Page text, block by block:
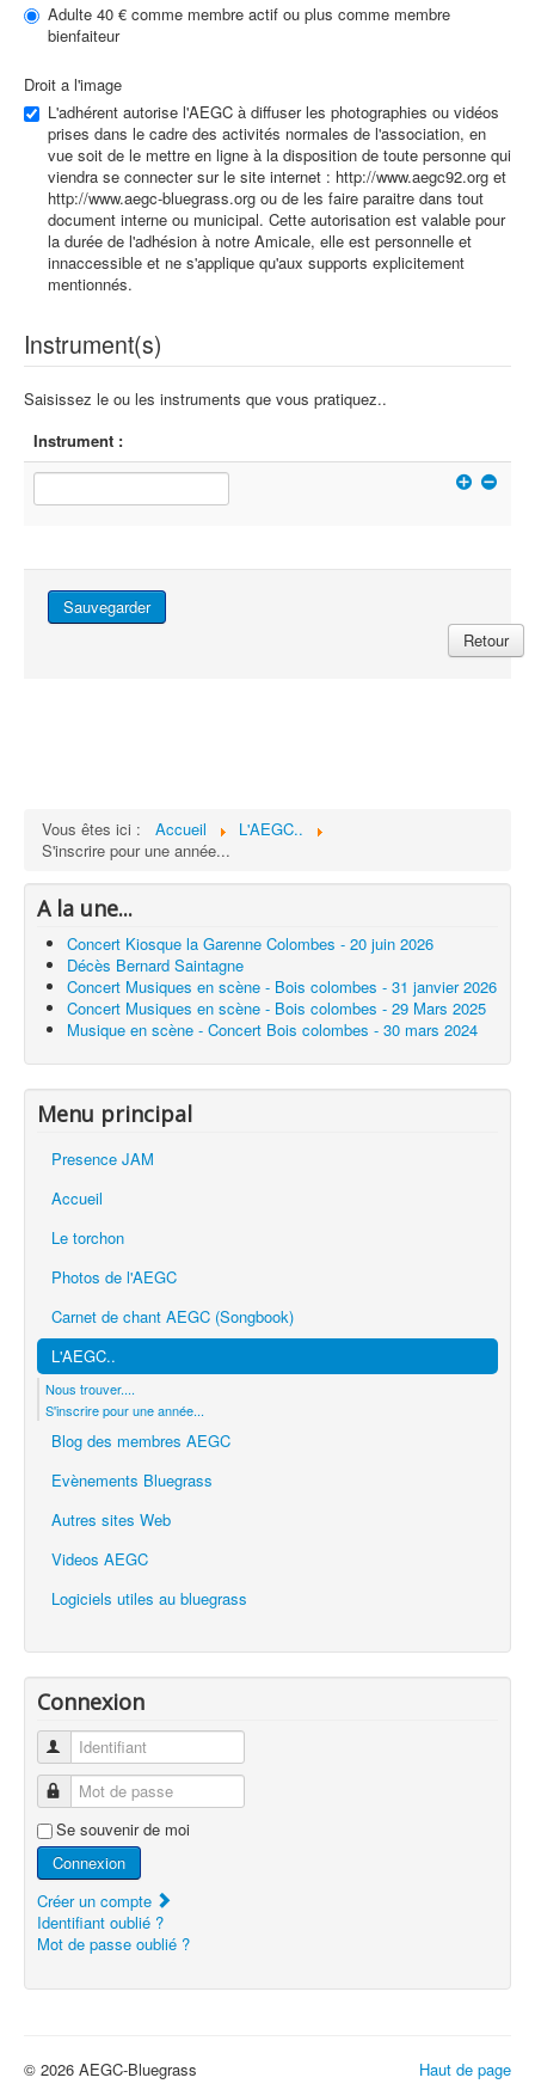
Adulte 40 € comme membre actif ou plus comme membre
bienfaiteur
Droit a l'image
L'adhérent autorise l'AEGC à diffuser les photographies ou vidéos
prises dans le cadre des activités normales de l'association, en
vue soit de le mettre en ligne à la disposition de toute personne qui
viendra se connecter sur le site internet : http://www.aegc92.org et
http://www.aegc-bluegrass.org ou de les faire paraitre dans tout
document interne ou municipal. Cette autorisation est valable pour
la durée de l'adhésion à notre Amicale, elle est personnelle et
innaccessible et ne s'applique qu'aux supports explicitement
mentionnés.
Instrument(s)
Saisissez le ou les instruments que vous pratiquez..
Instrument :
Sauvegarder
Retour
Vous êtes ici : Accueil
L'AEGC..
S'inscrire pour une année...
A la une...
Concert Kiosque la Garenne Colombes - 20 juin 2026
Décès Bernard Saintagne
Concert Musiques en scène - Bois colombes - 31 janvier 2026
Concert Musiques en scène - Bois colombes - 29 Mars 2025
Musique en scène - Concert Bois colombes - 30 mars 2024
Menu principal
Presence JAM
Accueil
Le torchon
Photos de l'AEGC
Carnet de chant AEGC (Songbook)
L'AEGC..
Nous trouver....
S'inscrire pour une année...
Blog des membres AEGC
Evènements Bluegrass
Autres sites Web
Videos AEGC
Logiciels utiles au bluegrass
Connexion
Identifiant
Mot de passe
Se souvenir de moi
Connexion
Créer un compte
Identifiant oublié ?
Mot de passe oublié ?
Haut de page
© 2026 AEGC-Bluegrass